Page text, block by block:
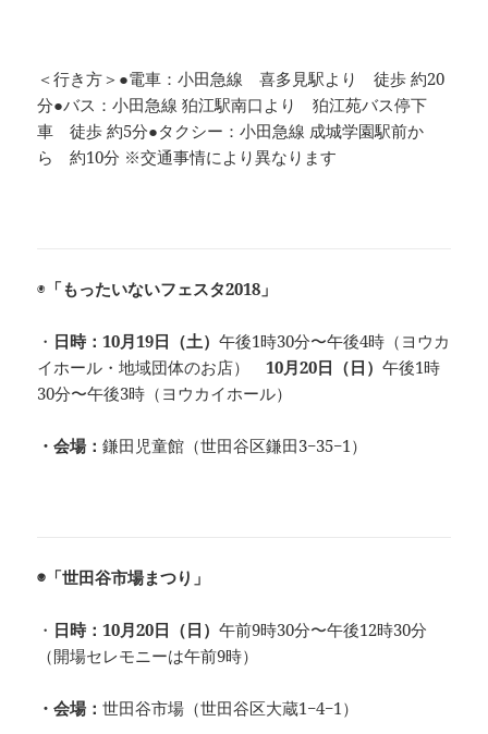
＜行き方＞●電車：小田急線 喜多見駅より 徒歩 約20
分●バス：小田急線 狛江駅南口より 狛江苑バス停下
車 徒歩 約5分●タクシー：小田急線 成城学園駅前か
ら 約10分 ※交通事情により異なります
◉ 「もったいないフェスタ2018」
・ 日時：10月19日（土）午後1時30分〜午後4時（ヨウカ
イホール・地域団体のお店）
10月20日（日）午後1時
30分〜午後3時（ヨウカイホール）
・会場：鎌田児童館（世田谷区鎌田3−35−1）
◉「世田谷市場まつり」
・ 日時：10月20日（日）午前9時30分〜午後12時30分
（開場セレモニーは午前9時）
・会場：世田谷市場（世田谷区大蔵1−4−1）